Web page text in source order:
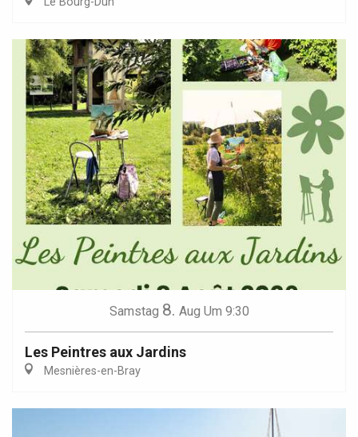
Samstag 8. Aug Um 9:30
Les Peintres aux Jardins
Mesnières-en-Bray